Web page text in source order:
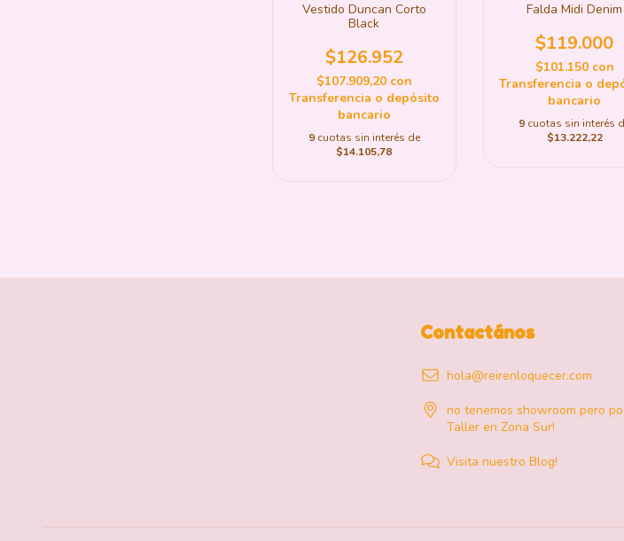
Vestido Duncan Corto
Black
$126.952
$107.909,20 con
Transferencia o depósito
bancario
9 cuotas sin interés de
$14.105,78
Falda Midi Denim
$119.000
$101.150 con
Transferencia o
bancario
9 cuotas sin interés
$13.222,22
Contactános
hola@reirenloquecer.com
no tenemos showroom pero
Taller en Zona Sur!
Visita nuestro Blog!